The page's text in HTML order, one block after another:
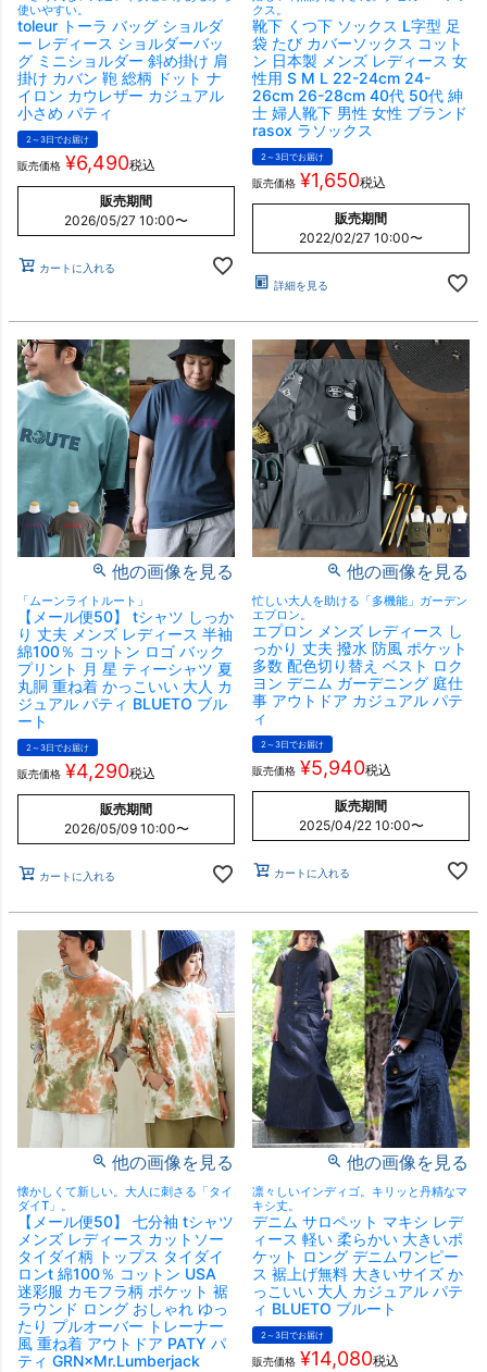
使いやすい。
toleur トーラ バッグ ショルダ
ー レディース ショルダーバッ
グ ミニショルダー 斜め掛け 肩
掛け カバン 鞄 総柄 ドット ナ
イロン カウレザー カジュアル
小さめ パティ
2～3日でお届け
販売価格 ¥6,490税込
販売期間
2026/05/27 10:00〜
カートに入れる
クス。
靴下 くつ下 ソックス L字型 足
袋 たび カバーソックス コット
ン 日本製 メンズ レディース 女
性用 S M L 22-24cm 24-
26cm 26-28cm 40代 50代 紳
士 婦人靴下 男性 女性 ブランド
rasox ラソックス
2～3日でお届け
販売価格 ¥1,650税込
販売期間
2022/02/27 10:00〜
詳細を見る
他の画像を見る
「ムーンライトルート」
【メール便50】 tシャツ しっか
り 丈夫 メンズ レディース 半袖
綿100％ コットン ロゴ バック
プリント 月 星 ティーシャツ 夏
丸胴 重ね着 かっこいい 大人 カ
ジュアル パティ BLUETO ブル
ート
2～3日でお届け
販売価格 ¥4,290税込
販売期間
2026/05/09 10:00〜
カートに入れる
他の画像を見る
忙しい大人を助ける「多機能」ガーデン
エプロン。
エプロン メンズ レディース し
っかり 丈夫 撥水 防風 ポケット
多数 配色切り替え ベスト ロク
ヨン デニム ガーデニング 庭仕
事 アウトドア カジュアル パテ
ィ
2～3日でお届け
販売価格 ¥5,940税込
販売期間
2025/04/22 10:00〜
カートに入れる
他の画像を見る
懐かしくて新しい。大人に刺さる「タイ
ダイT」。
【メール便50】 七分袖 tシャツ
メンズ レディース カットソー
タイダイ柄 トップス タイダイ
ロンt 綿100％ コットン USA
迷彩服 カモフラ柄 ポケット 裾
ラウンド ロング おしゃれ ゆっ
たり プルオーバー トレーナー
風 重ね着 アウトドア PATY パ
ティ GRN×Mr.Lumberjack
他の画像を見る
凛々しいインディゴ。キリッと丹精なマ
キシ丈。
デニム サロペット マキシ レデ
ィース 軽い 柔らかい 大きいポ
ケット ロング デニムワンピー
ス 裾上げ無料 大きいサイズ か
っこいい 大人 カジュアル パテ
ィ BLUETO ブルート
2～3日でお届け
販売価格 ¥14,080税込